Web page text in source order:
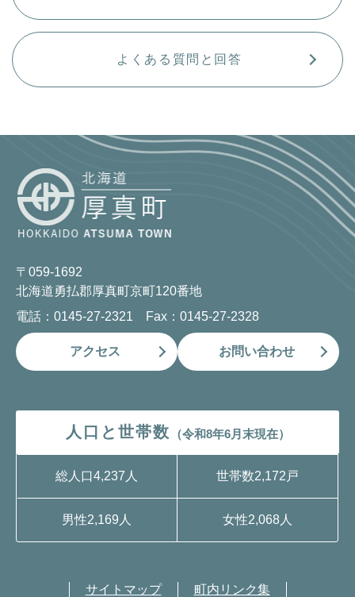
よくある質問と回答
〒059-1692
北海道勇払郡厚真町京町120番地
電話：0145-27-2321 Fax：0145-27-2328
アクセス お問い合わせ
人口と世帯数 （令和8年6月末現在）
総人口4,237人 世帯数2,172戸
男性2,169人 女性2,068人
サイトマップ 町内リンク集